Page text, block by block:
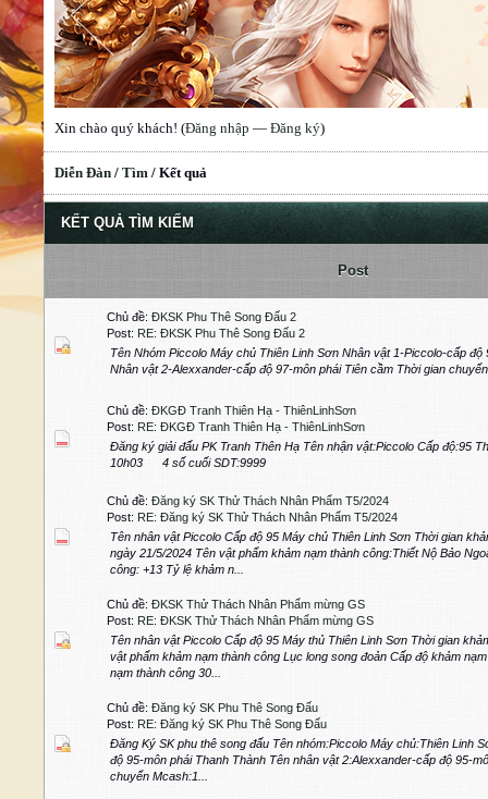
Xin chào quý khách! (Đăng nhập — Đăng ký)
Diễn Đàn / Tìm / Kết quả
KẾT QUẢ TÌM KIẾM
Post
Chủ đề: ĐKSK Phu Thê Song Đấu 2
Post: RE: ĐKSK Phu Thê Song Đấu 2
Tên Nhóm Piccolo Máy chủ Thiên Linh Sơn Nhân vật 1-Piccolo-cấp độ
Nhân vật 2-Alexxander-cấp độ 97-môn phái Tiên cầm Thời gian
Chủ đề: ĐKGĐ Tranh Thiên Hạ - ThiênLinhSơn
Post: RE: ĐKGĐ Tranh Thiên Hạ - ThiênLinhSơn
Đăng ký giải đấu PK Tranh Thên Hạ Tên nhận vật:Piccolo Cấp độ:95
10h03 4 số cuối SDT:9999
Chủ đề: Đăng ký SK Thử Thách Nhân Phẩm T5/2024
Post: RE: Đăng ký SK Thử Thách Nhân Phẩm T5/2024
Tên nhân vật Piccolo Cấp độ 95 Máy chủ Thiên Linh Sơn Thời gian
ngày 21/5/2024 Tên vật phẩm khảm nạm thành công:Thiết Nộ Bảo
công: +13 Tỷ lệ khảm n...
Chủ đề: ĐKSK Thử Thách Nhân Phẩm mừng GS
Post: RE: ĐKSK Thử Thách Nhân Phẩm mừng GS
Tên nhân vật Piccolo Cấp độ 95 Máy thủ Thiên Linh Sơn Thời gian
vật phẩm khảm nạm thành công Lục long song đoản Cấp độ khảm
nạm thành công 30...
Chủ đề: Đăng ký SK Phu Thê Song Đấu
Post: RE: Đăng ký SK Phu Thê Song Đấu
Đăng Ký SK phu thê song đấu Tên nhóm:Piccolo Máy chủ:Thiên Linh
độ 95-môn phái Thanh Thành Tên nhân vật 2:Alexxander-cấp độ 95-
chuyển Mcash:1...